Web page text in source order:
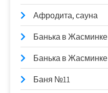
Афродита, сауна
Банька в Жасминке
Банька в Жасминке
Баня №11